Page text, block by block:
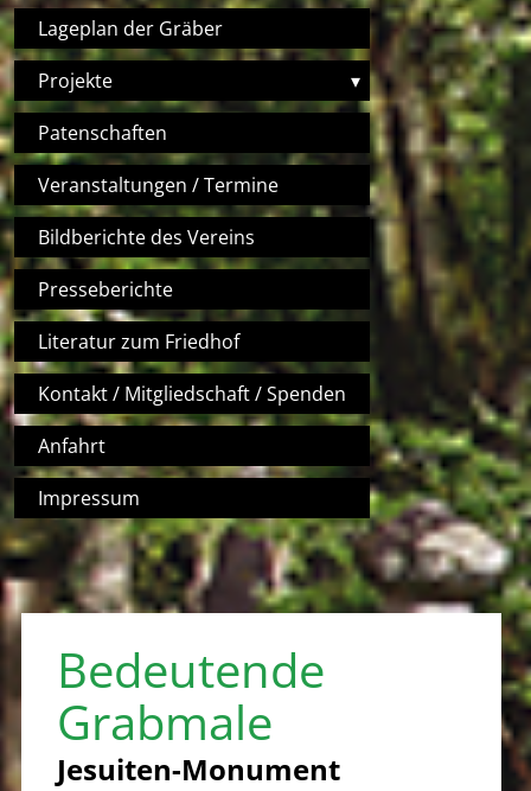
Lageplan der Gräber
Projekte
▾
Patenschaften
Veranstaltungen / Termine
Bildberichte des Vereins
Presseberichte
Literatur zum Friedhof
Kontakt / Mitgliedschaft / Spenden
Anfahrt
Impressum
Bedeutende
Grabmale
Jesuiten-Monument